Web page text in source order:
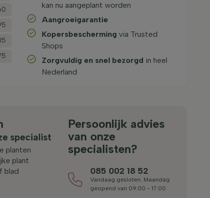
kan nu aangeplant worden
Aangroeigarantie
Kopersbescherming via Trusted
Shops
Zorgvuldig en snel bezorgd in heel
Nederland
specialist
planten
plant
blad
Persoonlijk advies
van onze
specialisten?
085 002 18 52
Vandaag gesloten. Maandag
geopend van 09:00 - 17:00